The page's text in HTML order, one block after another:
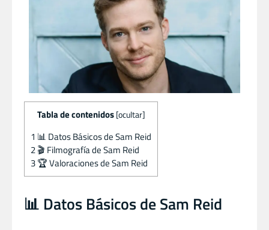
Tabla de contenidos [ocultar]
1 📊 Datos Básicos de Sam Reid
2🎬 Filmografía de Sam Reid
3🏆 Valoraciones de Sam Reid
📊 Datos Básicos de Sam Reid